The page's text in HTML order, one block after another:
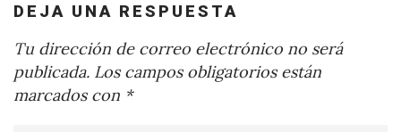
DEJA UNA RESPUESTA
Tu dirección de correo electrónico no será
publicada. Los campos obligatorios están
marcados con *